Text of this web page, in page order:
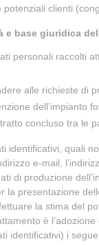
potenziali clienti
e base giuridica
personali raccolti
alle richieste di
dell’impianto
concluso tra le
identificativi, quali
e-mail,
di produzione
la presentazione
la stima del
è
identificativi) i